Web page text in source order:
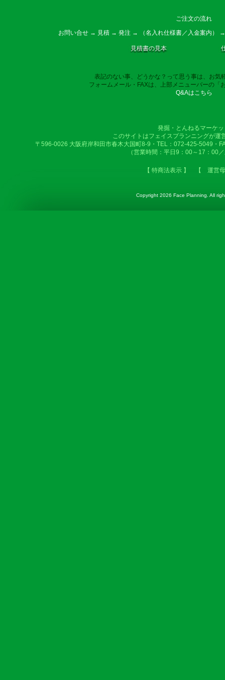
ご注文の流れ
お問い合せ → 見積 → 発注 → （名入れ仕様書／入金案内）
見積書の見本
表記のない事、どうかな？って思う事は、お気
フォームメール・FAXは、上部メニューバーの「
Q&Aはこちら
発掘・とんねるマーケ
このサイトはフェイスプランニングが運
〒596-0026 大阪府岸和田市春木大国町8-9・TEL：072-425-5049・
（営業時間：平日9：00～17：00
【 特商法表示 】 【 運営
Copyright 2026 Face Planning. All